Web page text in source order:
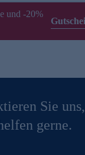
und -20%
Sie
gerne.